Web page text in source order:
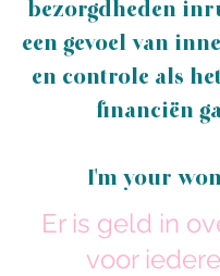
bezorgdheden
een gevoel van
en controle als
financiën
I'm your
Er is geld in
voor